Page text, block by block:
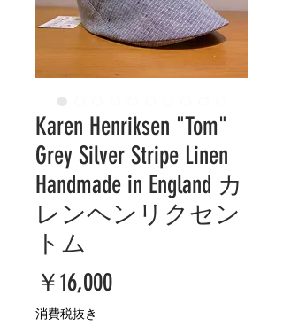
Karen Henriksen "Tom"
Grey Silver Stripe Linen
Handmade in England カ
レンヘンリクセン
トム
￥16,000価
消費税抜き